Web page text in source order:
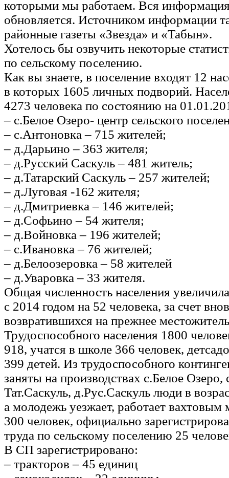
которыми мы работаем. Вся
обновляется. Источником информации
районные газеты «Звезда» и «Табын».
Хотелось бы озвучить некоторые
по сельскому поселению.
Как вы знаете, в поселение входят 12
в которых 1605 личных подворий.
4273 человека по состоянию на
– с.Белое Озеро- центр сельского
– с.Антоновка – 715 жителей;
– д.Дарьино – 363 жителя;
– д.Русский Саскуль – 481 житель;
– д.Татарский Саскуль – 257 жителей;
– д.Луговая -162 жителя;
– д.Дмитриевка – 146 жителей;
– д.Софьино – 54 жителя;
– д.Войновка – 196 жителей;
– с.Ивановка – 76 жителей;
– д.Белоозеровка – 58 жителей
– д.Уваровка – 33 жителя.
Общая численность населения
с 2014 годом на 52 человека, за счет
возвратившихся на прежнее
Трудоспособного населения 1800
918, учатся в школе 366 человек,
399 детей. Из трудоспособного
заняты на производствах с.Белое
Тат.Саскуль, д.Рус.Саскуль люди в
а молодежь уезжает, работает вахтовым
300 человек, официально
труда по сельскому поселению 25
В СП зарегистрировано:
– тракторов – 45 единиц